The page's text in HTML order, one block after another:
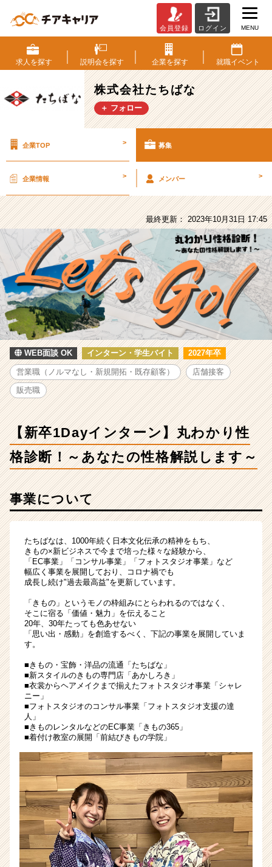
式
会
社
た
ち
ば
用/
-
1Day
イ
ン
タ
ー
ン】
丸
わ
か
り
性
格
あ
な
た
の
ま
す
～
|
ン
チ
ャ
長
企
か
ら
ス
ウ
ト
が
届
く
就
活
サ
イ
会員登録 ログイン MENU
求人を探す 説明会を探す 企業を探す 就職イベント
株式会社たちばな
＋ フォロー
企業TOP > 募集
企業情報 > メンバー >
最終更新： 2023年10月31日 17:45
WEB面談 OK インターン・学生バイト 2027年卒
営業職（ノルマなし・新規開拓・既存顧客） 店舗接客
販売職
【新卒1Dayインターン】丸わかり性
格診断！～あなたの性格解説します～
事業について
たちばなは、1000年続く日本文化伝承の精神をもち、
きもの×新ビジネスで今まで培った様々な経験から、
「EC事業」「コンサル事業」「フォトスタジオ事業」など
幅広く事業を展開しており、コロナ禍でも
成長し続け"過去最高益"を更新しています。
「きもの」というモノの枠組みにとらわれるのではなく、
そこに宿る「価値・魅力」を伝えること
20年、30年たっても色あせない
「思い出・感動」を創造するべく、下記の事業を展開していま
す。
■きもの・宝飾・洋品の流通「たちばな」
■新スタイルのきもの専門店「あかしろき」
■衣裳からヘアメイクまで揃えたフォトスタジオ事業「シャレ
ニー」
■フォトスタジオのコンサル事業「フォトスタジオ支援の達
人」
■きものレンタルなどのEC事業「きもの365」
■着付け教室の展開「前結びきもの学院」